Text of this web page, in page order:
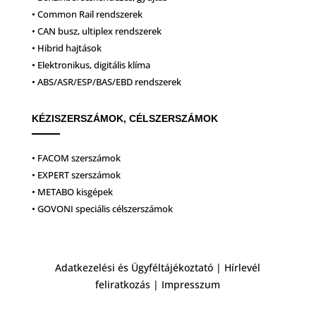
• Common Rail rendszerek
• CAN busz, ultiplex rendszerek
• Hibrid hajtások
• Elektronikus, digitális klíma
• ABS/ASR/ESP/BAS/EBD rendszerek
KÉZISZERSZÁMOK, CÉLSZERSZÁMOK
• FACOM szerszámok
• EXPERT szerszámok
• METABO kisgépek
• GOVONI speciális célszerszámok
Adatkezelési és Ügyféltájékoztató | Hírlevél
feliratkozás | Impresszum